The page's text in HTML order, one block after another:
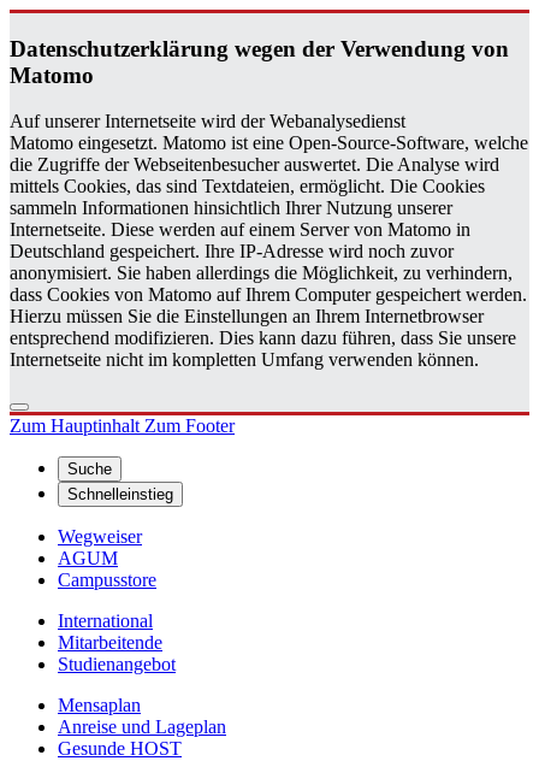
Da­ten­schutz­er­klä­rung wegen der Ver­wen­dung von
Ma­to­mo
Auf unserer Internetseite wird der Webanalysedienst
Matomo eingesetzt. Matomo ist eine Open-Source-Software, welche
die Zugriffe der Webseitenbesucher auswertet. Die Analyse wird
mittels Cookies, das sind Textdateien, ermöglicht. Die Cookies
sammeln Informationen hinsichtlich Ihrer Nutzung unserer
Internetseite. Diese werden auf einem Server von Matomo in
Deutschland gespeichert. Ihre IP-Adresse wird noch zuvor
anonymisiert. Sie haben allerdings die Möglichkeit, zu verhindern,
dass Cookies von Matomo auf Ihrem Computer gespeichert werden.
Hierzu müssen Sie die Einstellungen an Ihrem Internetbrowser
entsprechend modifizieren. Dies kann dazu führen, dass Sie unsere
Internetseite nicht im kompletten Umfang verwenden können.
Zum HauptinhaltZum Footer
Suche
Schnelleinstieg
Wegweiser
AGUM
Campusstore
International
Mitarbeitende
Studienangebot
Mensaplan
Anreise und Lageplan
Gesunde HOST